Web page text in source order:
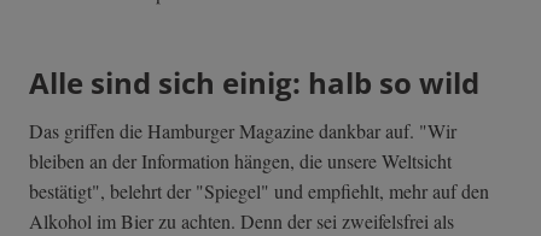
Alle sind sich einig: halb so wild
Das griffen die Hamburger Magazine dankbar auf. "Wir
bleiben an der Information hängen, die unsere Weltsicht
bestätigt", belehrt der "Spiegel" und empfiehlt, mehr auf den
Alkohol im Bier zu achten. Denn der sei zweifelsfrei als